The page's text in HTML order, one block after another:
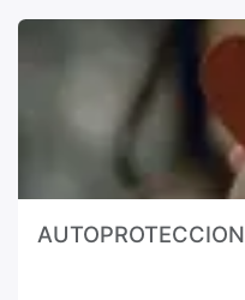
AUTOPROTECCION